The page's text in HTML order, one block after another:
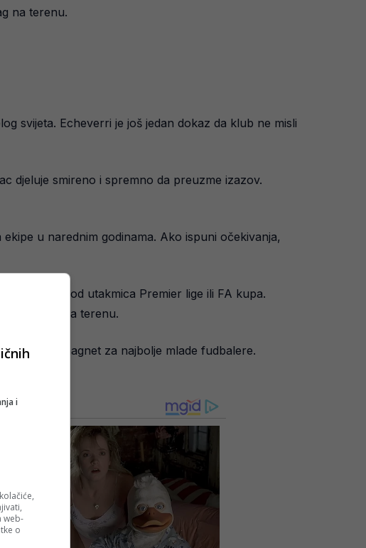
na terenu.
svijeta. Echeverri je još jedan dokaz da klub ne misli
djeluje smireno i spremno da preuzme izazov.
u narednim godinama. Ako ispuni očekivanja,
u nekoj od utakmica Premier lige ili FA kupa.
na terenu.
postao magnet za najbolje mlade fudbalere.
i
web-
o